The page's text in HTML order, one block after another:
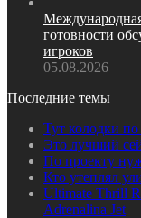
готовности
игроков
05.08.2026
Последние темы
Тут колодки
Это лучший
По проекту
Кто утеплял
Ultimate Thrill
Adrenalina Jet